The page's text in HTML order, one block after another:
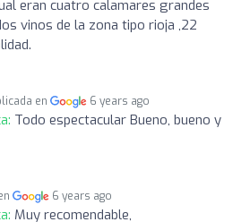
eran cuatro calamares grandes
vinos de la zona tipo rioja ,22
en 6 years ago
Todo espectacular Bueno, bueno y
6 years ago
Muy recomendable,